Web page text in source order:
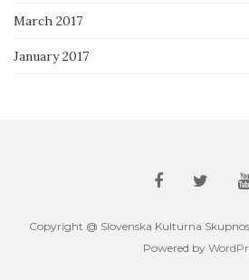
March 2017
January 2017
Copyright @ Slovenska Kulturna
Powered by